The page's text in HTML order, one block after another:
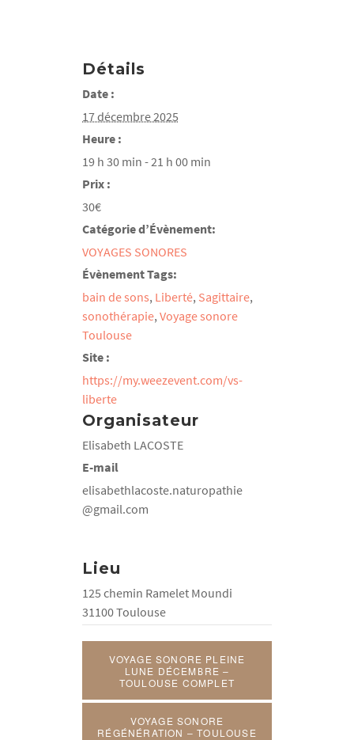
Détails
Date :
17 décembre 2025
Heure :
19 h 30 min - 21 h 00 min
Prix :
30€
Catégorie d’Évènement:
VOYAGES SONORES
Évènement Tags:
bain de sons, Liberté, Sagittaire,
sonothérapie, Voyage sonore
Toulouse
Site :
https://my.weezevent.com/vs-
liberte
Organisateur
Elisabeth LACOSTE
E-mail
elisabethlacoste.naturopathie
@gmail.com
Lieu
125 chemin Ramelet Moundi
31100 Toulouse
VOYAGE SONORE PLEINE
LUNE DÉCEMBRE –
TOULOUSE COMPLET
VOYAGE SONORE
RÉGÉNÉRATION – TOULOUSE